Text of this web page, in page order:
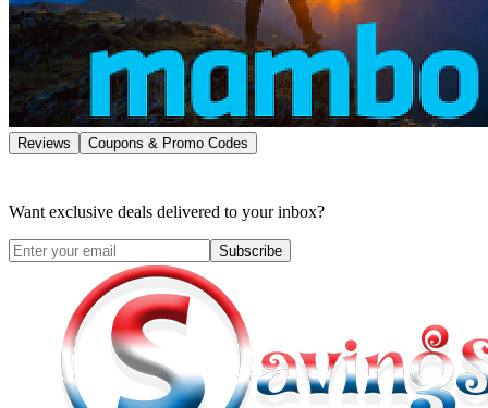
Reviews Coupons & Promo Codes
Want exclusive deals delivered to your inbox?
Subscribe